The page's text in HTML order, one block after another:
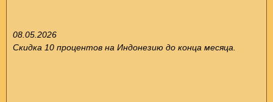
08.05.2026
Скидка 10 процентов на Индонезию до конца месяца.